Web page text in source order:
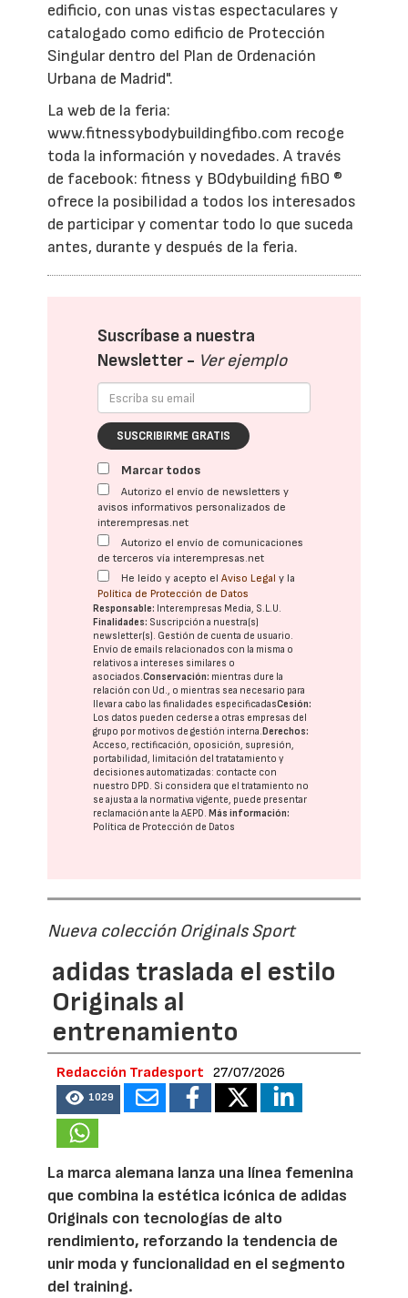
edificio, con unas vistas espectaculares y
catalogado como edificio de Protección
Singular dentro del Plan de Ordenación
Urbana de Madrid".
La web de la feria:
www.fitnessybodybuildingfibo.com recoge
toda la información y novedades. A través
de facebook: fitness y BOdybuilding fiBO ®
ofrece la posibilidad a todos los interesados
de participar y comentar todo lo que suceda
antes, durante y después de la feria.
Suscríbase a nuestra
Newsletter - Ver ejemplo
SUSCRIBIRME GRATIS
Marcar todos
Autorizo el envío de newsletters y
avisos informativos personalizados de
interempresas.net
Autorizo el envío de comunicaciones
de terceros vía interempresas.net
He leído y acepto elAviso Legal y la
Política de Protección de Datos
Responsable: Interempresas Media, S.L.U.
Finalidades: Suscripción a nuestra(s)
newsletter(s). Gestión de cuenta de usuario.
Envío de emails relacionados con la misma o
relativos a intereses similares o
asociados.Conservación: mientras dure la
relación con Ud., o mientras sea necesario para
llevar a cabo las finalidades especificadasCesión:
Los datos pueden cederse a otras empresas del
grupo por motivos de gestión interna. Derechos:
Acceso, rectificación, oposición, supresión,
portabilidad, limitación del tratatamiento y
decisiones automatizadas: contacte con
nuestro DPD. Si considera que el tratamiento no
se ajusta a la normativa vigente, puede presentar
reclamación ante laAEPD. Más información:
Política de Protección de Datos
Nueva colección Originals Sport
adidas traslada el estilo
Originals al
entrenamiento
Redacción Tradesport 27/07/2026
1029
La marca alemana lanza una línea femenina
que combina la estética icónica de adidas
Originals con tecnologías de alto
rendimiento, reforzando la tendencia de
unir moda y funcionalidad en el segmento
del training.